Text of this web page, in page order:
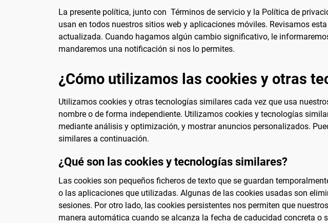
La presente política, junto con Términos de servicio y la Política de
usan en todos nuestros sitios web y aplicaciones móviles. Revisamos
actualizada. Cuando hagamos algún cambio significativo, le
mandaremos una notificación si nos lo permites.
¿Cómo utilizamos las cookies y otras
Utilizamos cookies y otras tecnologías similares cada vez que usa
nombre o de forma independiente. Utilizamos cookies y tecnologías
mediante análisis y optimización, y mostrar anuncios personalizados.
similares a continuación.
¿Qué son las cookies y tecnologías similares?
Las cookies son pequeños ficheros de texto que se guardan
o las aplicaciones que utilizadas. Algunas de las cookies usadas son
sesiones. Por otro lado, las cookies persistentes nos permiten que
manera automática cuando se alcanza la fecha de caducidad concreta o